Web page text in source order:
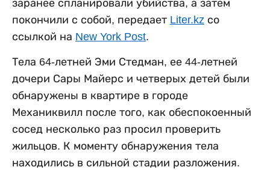
заранее спланировали убийства, а затем
покончили с собой, передает Liter.kz со
ссылкой на New York Post.
Тела 64-летней Эми Стедман, ее 44-летней
дочери Сары Майерс и четверых детей были
обнаружены в квартире в городе
Механиквилл после того, как обеспокоенный
сосед несколько раз просил проверить
жильцов. К моменту обнаружения тела
находились в сильной стадии разложения.